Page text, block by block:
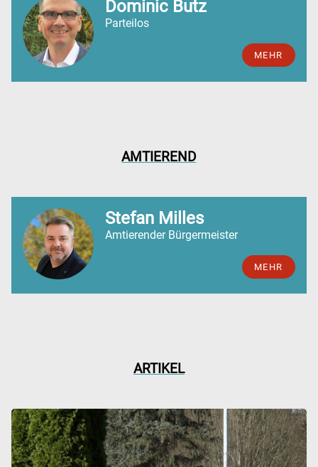
AMTIEREND
Stefan Milles
Amtierender Bürgermeister
MEHR
Dominic Butz
Parteilos
MEHR
ARTIKEL